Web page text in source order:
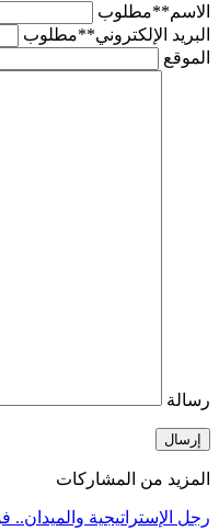
الاسم**مطلوب
البريد الإلكتروني**مطلوب
الموقع
رسالة
إرسال
المزيد من المشاركات
رجل الإستراتيجية